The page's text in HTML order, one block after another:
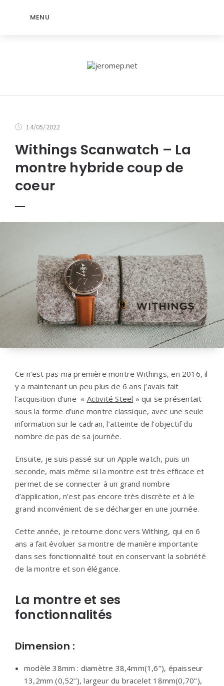
MENU
14/05/2022
Withings Scanwatch – La
montre hybride coup de
coeur
Ce n’est pas ma première montre Withings, en 2016, il
y a maintenant un peu plus de 6 ans j’avais fait
l’acquisition d’une « Activité Steel » qui se présentait
sous la forme d’une montre classique, avec une seule
information sur le cadran, l’atteinte de l’objectif du
nombre de pas de sa journée.
Ensuite, je suis passé sur un Apple watch, puis un
seconde, mais même si la montre est très efficace et
permet de se connecter à un grand nombre
d’application, n’est pas encore très discrète et à le
grand inconvénient de se décharger en une journée.
Cette année, je retourne donc vers Withing, qui en 6
ans a fait évoluer sa montre de manière importante
dans ses fonctionnalité tout en conservant la sobriété
de la montre et son élégance.
La montre et ses
fonctionnalités
Dimension :
modèle 38mm : diamètre 38,4mm(1,6’’), épaisseur
13,2mm (0,52’’), largeur du bracelet 18mm(0,70’’),